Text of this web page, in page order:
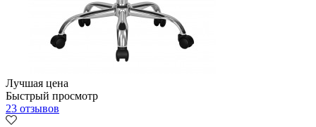
Лучшая цена
Быстрый просмотр
23 отзывов